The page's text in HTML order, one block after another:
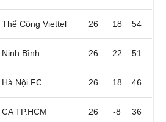
Thể Công Viettel 26 18 54
Ninh Bình 26 22 51
Hà Nội FC 26 18 46
CA TP.HCM 26 -8 36